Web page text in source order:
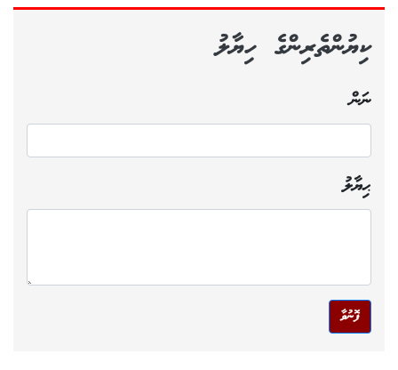
ކިޔުންތެރިންގެ ހިޔާލު
ނަން
ޙިޔާލު
ފޮނުވާ